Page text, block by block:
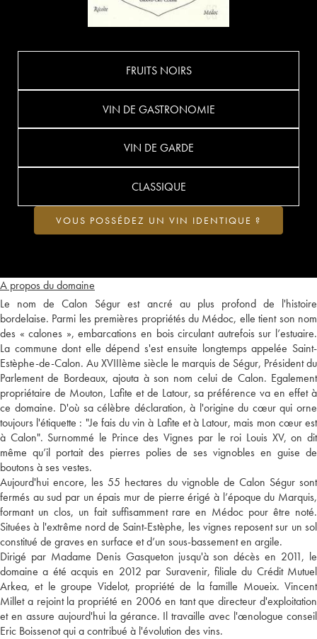
A propos du domaine
Le nom de Calon Ségur est ancré au plus profond de l'histoire
bordelaise. Parmi les premières propriétés du Médoc, elle tient son nom
des « calones », embarcations en bois circulant autrefois sur l’estuaire.
La commune dont elle dépend s'est ensuite longtemps appelée Saint-
Estèphe-de-Calon. Au XVIIIème siècle le marquis de Ségur, Président du
Parlement de Bordeaux, ajouta à son nom celui de Calon. Egalement
propriétaire de Mouton, Lafite et de Latour, sa préférence va en effet à
ce domaine. D'où sa célèbre déclaration, à l'origine du cœur qui orne
toujours l'étiquette : "Je fais du vin à Lafite et à Latour, mais mon cœur est
à Calon". Surnommé le Prince des Vignes par le roi Louis XV, on dit
même qu’il portait des pierres polies de ses vignobles en guise de
boutons à ses vestes.
Aujourd'hui encore, les 55 hectares du vignoble de Calon Ségur sont
fermés au sud par un épais mur de pierre érigé à l’époque du Marquis,
formant un clos, un fait suffisamment rare en Médoc pour être noté.
Situées à l'extrême nord de Saint-Estèphe, les vignes reposent sur un sol
constitué de graves en surface et d’un sous-bassement en argile.
Dirigé par Madame Denis Gasqueton jusqu'à son décès en 2011, le
domaine a été acquis en 2012 par Suravenir, filiale du Crédit Mutuel
Arkea, et le groupe Videlot, propriété de la famille Moueix. Vincent
Millet a rejoint la propriété en 2006 en tant que directeur d'exploitation
et en assure aujourd'hui la gérance. Il travaille avec l'œnologue conseil
Eric Boissenot qui a contribué à l'évolution des vins.
FRUITS NOIRS
VIN DE GASTRONOMIE
VIN DE GARDE
CLASSIQUE
VOUS POSSÉDEZ UN VIN IDENTIQUE ?